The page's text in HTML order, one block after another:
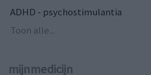
ADHD - psychostimulantia
Toon alle...
mijnmedicijn